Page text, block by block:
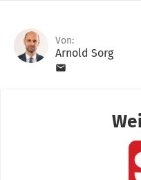
Von:
Arnold Sorg